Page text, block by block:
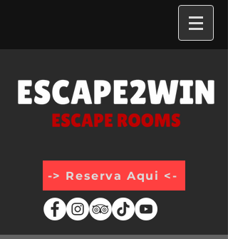
-> Reserva Aqui <-